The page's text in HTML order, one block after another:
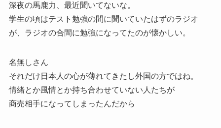
深夜の馬鹿力、最近聞いてないな。
学生の頃はテスト勉強の間に聞いていたはずのラジオ
が、ラジオの合間に勉強になってたのが懐かしい。
名無しさん
それだけ日本人の心が薄れてきたし外国の方ではね。
情緒とか風情とか持ち合わせていない人たちが
商売相手になってしまったんだから